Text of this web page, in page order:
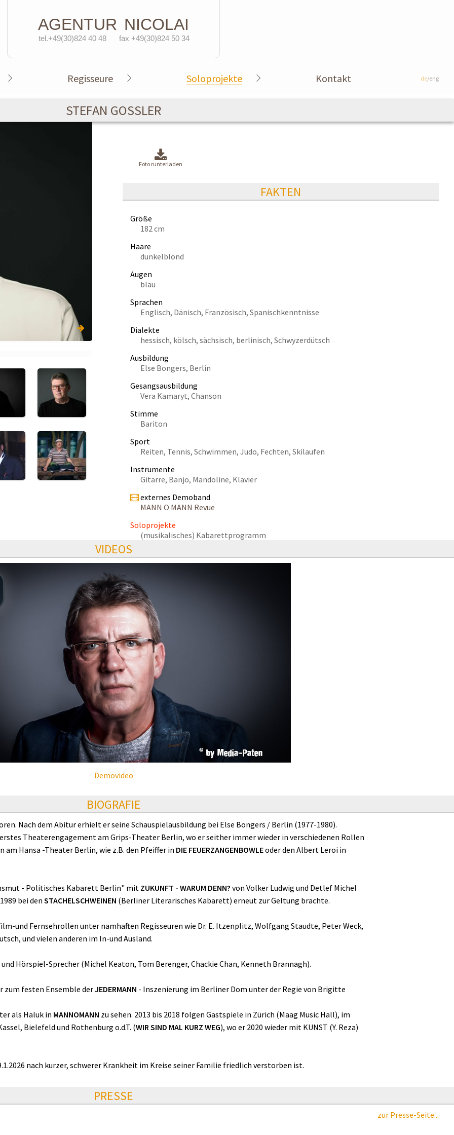
AGENTUR NICOLAI
tel.+49(30)824 40 48 fax +49(30)824 50 34
Regisseure Soloprojekte Kontakt de/eng
STEFAN GOSSLER
Foto runterladen
FAKTEN
Größe
182 cm
Haare
dunkelblond
Augen
blau
Sprachen
Englisch, Dänisch, Französisch, Spanischkenntnisse
Dialekte
hessisch, kölsch, sächsisch, berlinisch, Schwyzerdütsch
Ausbildung
Else Bongers, Berlin
Gesangsausbildung
Vera Kamaryt, Chanson
Stimme
Bariton
Sport
Reiten, Tennis, Schwimmen, Judo, Fechten, Skilaufen
Instrumente
Gitarre, Banjo, Mandoline, Klavier
externes Demoband
MANN O MANN Revue
Soloprojekte
(musikalisches) Kabarettprogramm
VIDEOS
Demovideo
BIOGRAFIE
Nach dem Abitur erhielt er seine Schauspielausbildung bei Else Bongers / Berlin (1977-1980).
Theaterengagement am Grips-Theater Berlin, wo er seither immer wieder in verschiedenen Rollen
Hansa -Theater Berlin, wie z.B. den Pfeiffer in DIE FEUERZANGENBOWLEoder den Albert Leroi in
- Politisches Kabarett Berlin" mit ZUKUNFT - WARUM DENN? von Volker Ludwig und Detlef Michel
bei den STACHELSCHWEINEN (Berliner Literarisches Kabarett) erneut zur Geltung brachte.
und Fernsehrollen unter namhaften Regisseuren wie Dr. E. Itzenplitz, Wolfgang Staudte, Peter Weck,
und vielen anderen im In-und Ausland.
Hörspiel-Sprecher (Michel Keaton, Tom Berenger, Chackie Chan, Kenneth Brannagh).
zum festen Ensemble derJEDERMANN - Inszenierung im Berliner Dom unter der Regie von Brigitte
als Haluk in MANNOMANN zu sehen. 2013 bis 2018 folgen Gastspiele in Zürich (Maag Music Hall), im
Bielefeld und Rothenburg o.d.T. (WIR SIND MAL KURZ WEG), wo er 2020 wieder mit KUNST (Y. Reza)
nach kurzer, schwerer Krankheit im Kreise seiner Familie friedlich verstorben ist.
PRESSE
zur Presse-Seite...